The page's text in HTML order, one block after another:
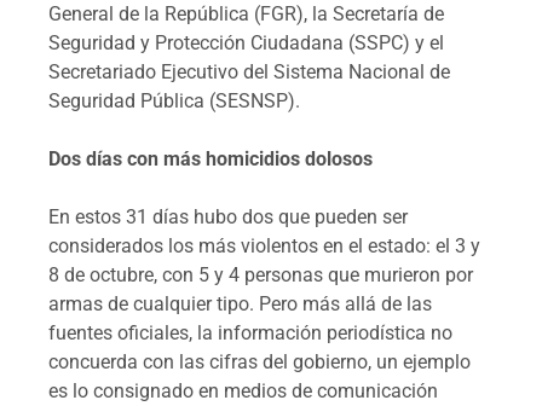
General de la República (FGR), la Secretaría de
Seguridad y Protección Ciudadana (SSPC) y el
Secretariado Ejecutivo del Sistema Nacional de
Seguridad Pública (SESNSP).
Dos días con más homicidios dolosos
En estos 31 días hubo dos que pueden ser
considerados los más violentos en el estado: el 3 y
8 de octubre, con 5 y 4 personas que murieron por
armas de cualquier tipo. Pero más allá de las
fuentes oficiales, la información periodística no
concuerda con las cifras del gobierno, un ejemplo
es lo consignado en medios de comunicación